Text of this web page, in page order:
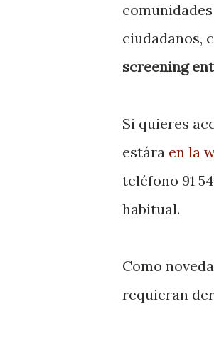
ciudadanos,
screening
Si quieres
estára en la
teléfono 91
habitual.
Como
requieran